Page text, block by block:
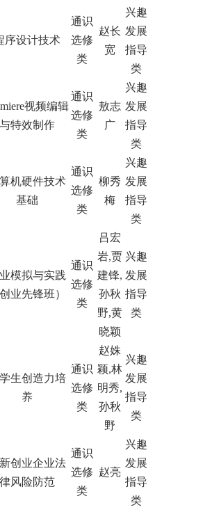
序设计技术
通识
选修
类
赵长
宽
兴趣
发展
指导
类
视频编辑
与特效制作
通识
选修
类
敖志
广
兴趣
发展
指导
类
机硬件技术
基础
通识
选修
类
柳秀
梅
兴趣
发展
指导
类
模拟与实践
创业先锋班）
通识
选修
类
吕宏
岩,贾
建锋,
孙秋
野,黄
晓颖
兴趣
发展
指导
类
生创造力培
养
通识
选修
类
赵姝
颖,林
明秀,
孙秋
野
兴趣
发展
指导
类
创业企业法
律风险防范
通识
选修
类
赵亮
兴趣
发展
指导
类